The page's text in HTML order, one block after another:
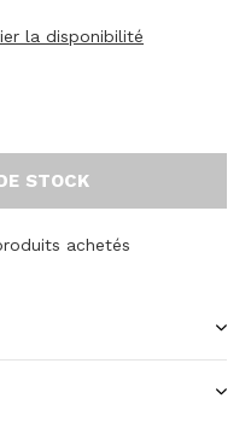
la disponibilité
STOCK
achetés